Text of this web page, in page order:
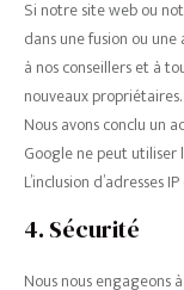
Si notre site web ou
dans une fusion ou
à nos conseillers et à
nouveaux propriétaires.
Nous avons conclu un
Google ne peut utiliser
L’inclusion d’adresses
4. Sécurité
Nous nous engageons